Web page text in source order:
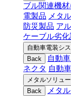
ブル関連機
電製品 メタ
防災製品 ア
ケーブル劣
自動車電装シ
Back 自動
ネクタ 自動
メタルソリュ
Back メタ